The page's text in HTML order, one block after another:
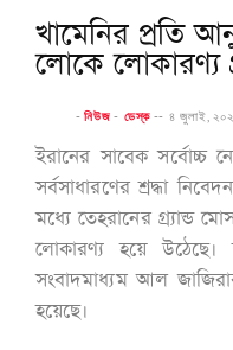
খামেনির প্রতি
লোকে লোকারণ্য
-নিউজ - ডেস্ক -- ৪ জুলাই,
ইরানের সাবেক সর্বোচ্চ
সর্বসাধারণের শ্রদ্ধা
মধ্যে তেহরানের গ্র্যান্ড
লোকারণ্য হয়ে উঠেছে।
সংবাদমাধ্যম আল
হয়েছে।